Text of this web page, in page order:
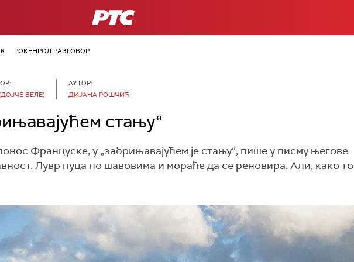
РТС
РОКЕНРОЛ РАЗГОВОР
ВЕЛЕ)
АУТОР:
ДИЈАНА РОШЧИЋ
стању“
Француске, у „забрињавајућем је стању“, пише у писму његове
Лувр пуца по шавовима и мораће да се реновира. Али, како то